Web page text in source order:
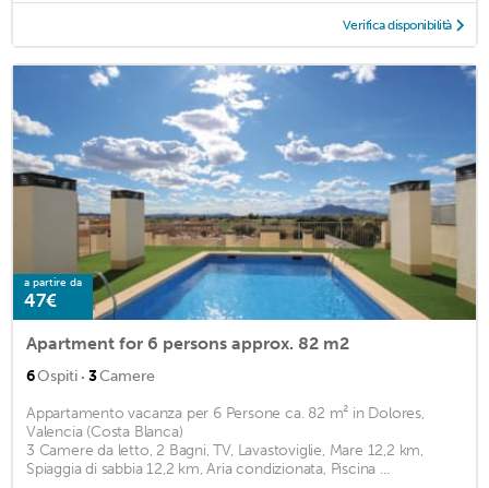
Verifica disponibilità
a partire da
47€
Apartment for 6 persons approx. 82 m2
6Ospiti · 3Camere
Appartamento vacanza per 6 Persone ca. 82 m² in Dolores,
Valencia (Costa Blanca)
3 Camere da letto, 2 Bagni, TV, Lavastoviglie, Mare 12,2 km,
Spiaggia di sabbia 12,2 km, Aria condizionata, Piscina ...